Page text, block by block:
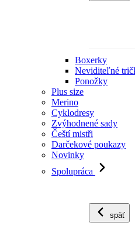
Boxerky
Neviditeľné
Ponožky
Plus size
Merino
Cyklodresy
Zvýhodnené sady
Čeští mistři
Darčekové poukazy
Novinky
Spolupráca
späť